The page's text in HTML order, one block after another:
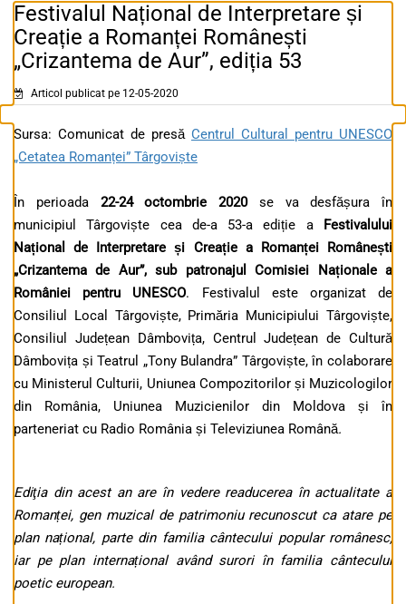
Festivalul Național de Interpretare și
Creație a Romanței Românești
„Crizantema de Aur”, ediția 53
Articol publicat pe 12-05-2020
Sursa: Comunicat de presă Centrul Cultural pentru UNESCO
„Cetatea Romanței” Târgoviște
În perioada 22-24 octombrie 2020se va desfășura în
municipiul Târgoviște cea de-a 53-a ediție a Festivalului
Național de Interpretare și Creație a Romanței Românești
„Crizantema de Aur”, sub patronajul Comisiei Naționale a
României pentru UNESCO. Festivalul este organizat de
Consiliul Local Târgoviște, Primăria Municipiului Târgoviște,
Consiliul Județean Dâmbovița, Centrul Județean de Cultură
Dâmbovița și Teatrul „Tony Bulandra” Târgoviște, în colaborare
cu Ministerul Culturii, Uniunea Compozitorilor și Muzicologilor
din România, Uniunea Muzicienilor din Moldova și în
parteneriat cu Radio România și Televiziunea Română.
Ediţia din acest an are în vedere readucerea în actualitate a
Romanței, gen muzical de patrimoniu recunoscut ca atare pe
plan național, parte din familia cântecului popular românesc,
iar pe plan internațional având surori în familia cântecului
poetic european.